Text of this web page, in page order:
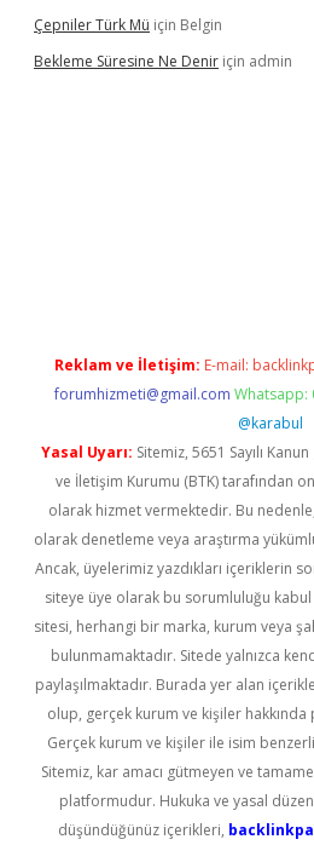
Çepniler Türk Mü için Belgin
Bekleme Süresine Ne Denir için admin
Reklam ve İletişim: E-mail:
forumhizmeti@gmail.com Whatsapp:
@karabul
Yasal Uyarı: Sitemiz, 5651 Sayılı
ve İletişim Kurumu (BTK) tarafından
olarak hizmet vermektedir. Bu
olarak denetleme veya araştırma
Ancak, üyelerimiz yazdıkları içeriklerin
siteye üye olarak bu sorumluluğu kabul
sitesi, herhangi bir marka, kurum veya
bulunmamaktadır. Sitede yalnızca
paylaşılmaktadır. Burada yer alan
olup, gerçek kurum ve kişiler hakkında
Gerçek kurum ve kişiler ile isim
Sitemiz, kar amacı gütmeyen ve
platformudur. Hukuka ve yasal
düşündüğünüz içerikleri,